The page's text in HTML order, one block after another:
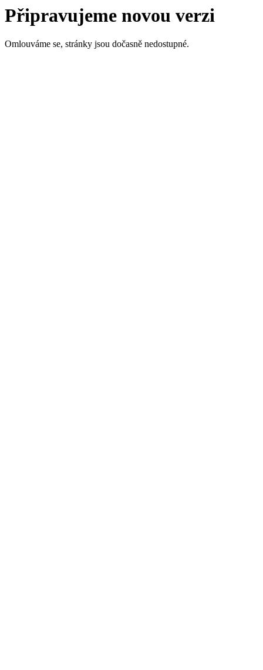
Připravujeme novou verzi
Omlouváme se, stránky jsou dočasně nedostupné.